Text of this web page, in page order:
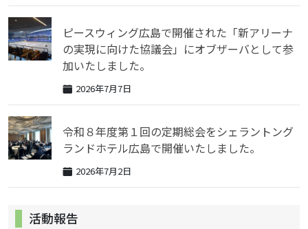
ピースウィング広島で開催された「新アリーナ
の実現に向けた協議会」にオブザーバとして参
加いたしました。
2026年7月7日
令和８年度第１回の定期総会をシェラントング
ランドホテル広島で開催いたしました。
2026年7月2日
活動報告